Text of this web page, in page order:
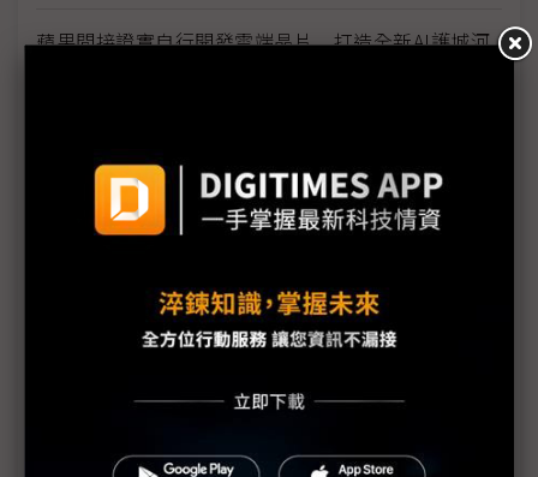
蘋果間接證實自行開發雲端晶片 打造全新AI護城河
蘋果攜手OpenAI AI賽局進入新一回合
「蘋果智慧」來了 但不希望OpenAI喧賓奪主
iPhone 16系列將引入蘋果智慧 樂金Innotek可望從
iOS 18搭載衛星簡訊 與非地面網路結合方向明確